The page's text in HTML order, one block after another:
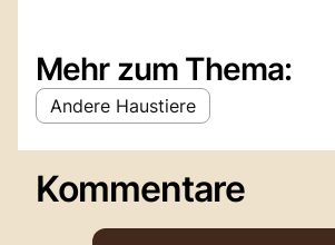
Mehr zum Thema:
Andere Haustiere
Kommentare